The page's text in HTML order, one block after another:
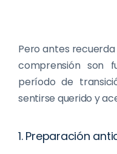
Pero antes
comprensión son
período de
sentirse querido y
1. Preparación